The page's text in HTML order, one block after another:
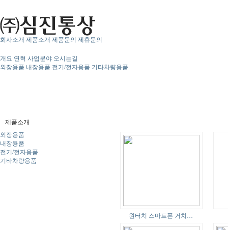
회사소개 제품소개 제품문의 제휴문의
개요 연혁 사업분야 오시는길
외장용품 내장용품 전기/전자용품 기타차량용품
제품소개
외장용품
내장용품
전기/전자용품
기타차량용품
원터치 스마트폰 거치…